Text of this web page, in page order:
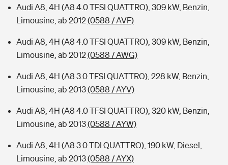
Audi A8, 4H (A8 4.0 TFSI QUATTRO), 309 kW, Benzin,
Limousine, ab 2012(0588 / AVF)
Audi A8, 4H (A8 4.0 TFSI QUATTRO), 309 kW, Benzin,
Limousine, ab 2012(0588 / AWG)
Audi A8, 4H (A8 3.0 TFSI QUATTRO), 228 kW, Benzin,
Limousine, ab 2013(0588 / AYV)
Audi A8, 4H (A8 4.0 TFSI QUATTRO), 320 kW, Benzin,
Limousine, ab 2013(0588 / AYW)
Audi A8, 4H (A8 3.0 TDI QUATTRO), 190 kW, Diesel,
Limousine, ab 2013(0588 / AYX)